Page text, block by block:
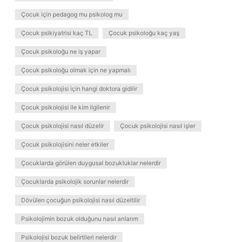
Çocuk için pedagog mu psikolog mu
Çocuk psikiyatrisi kaç TL Çocuk psikoloğu kaç yaş
Çocuk psikoloğu ne iş yapar
Çocuk psikoloğu olmak için ne yapmalı
Çocuk psikolojisi için hangi doktora gidilir
Çocuk psikolojisi ile kim ilgilenir
Çocuk psikolojisi nasıl düzelir Çocuk psikolojisi nasıl işler
Çocuk psikolojisini neler etkiler
Çocuklarda görülen duygusal bozukluklar nelerdir
Çocuklarda psikolojik sorunlar nelerdir
Dövülen çocuğun psikolojisi nasıl düzeltilir
Psikolojimin bozuk olduğunu nasıl anlarım
Psikolojisi bozuk belirtileri nelerdir